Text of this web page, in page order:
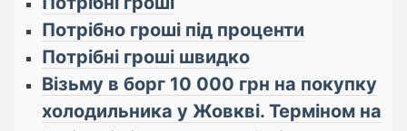
Потрібно гроші під проценти
Потрібні гроші швидко
Візьму в борг 10 000 грн на покупку
холодильника у Жовкві. Терміном на